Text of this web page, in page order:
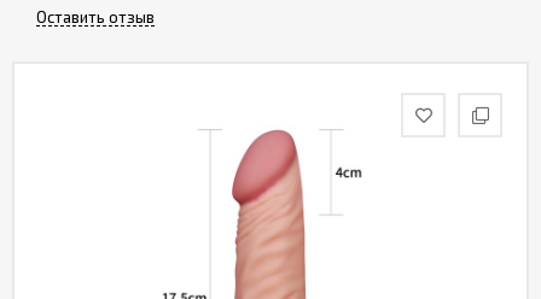
Оставить отзыв